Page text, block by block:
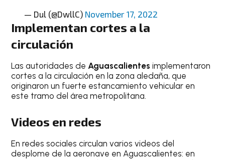
— Dul (@DwllC) November 17, 2022
Implementan cortes a la
circulación
Las autoridades de Aguascalientesimplementaron
cortes a la circulación en la zona aledaña, que
originaron un fuerte estancamiento vehicular en
este tramo del área metropolitana.
Videos en redes
En redes sociales circulan varios videos del
desplome de la aeronave en Aguascalientes: en